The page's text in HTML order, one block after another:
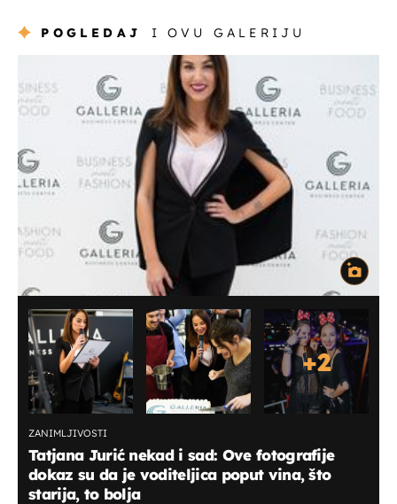
POGLEDAJ I OVU GALERIJU
+2
ZANIMLJIVOSTI
Tatjana Jurić nekad i sad: Ove fotografije
dokaz su da je voditeljica poput vina, što
starija, to bolja